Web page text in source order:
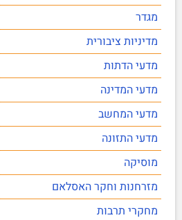
מגדר
מדיניות ציבורית
מדעי הדתות
מדעי המדינה
מדעי המחשב
מדעי התזונה
מוסיקה
מזרחנות וחקר האסלאם
מחקרי תרבות